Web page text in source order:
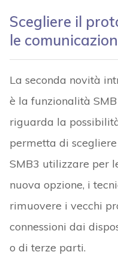
Scegliere il
le
La seconda novità
è la funzionalità
riguarda la
permetta di
SMB3 utilizzare per
nuova opzione, i
rimuovere i vecchi
connessioni dai
o di terze parti.